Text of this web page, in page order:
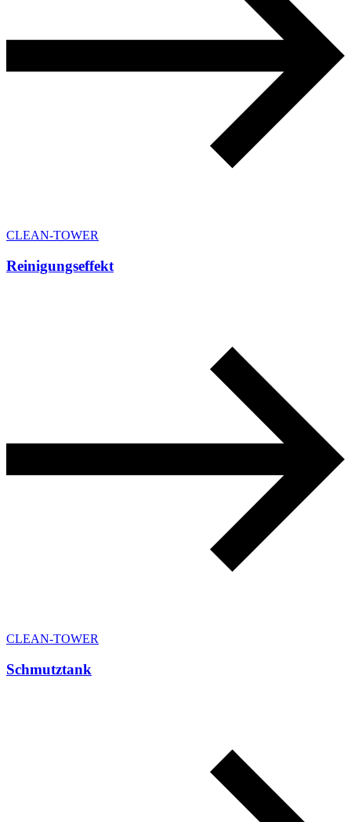
CLEAN-TOWER
Reinigungseffekt
CLEAN-TOWER
Schmutztank